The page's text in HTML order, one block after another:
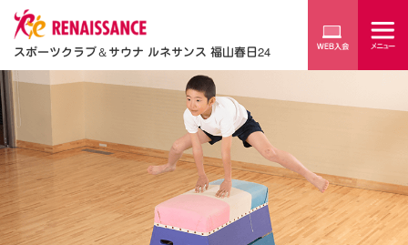
スポーツクラブ＆サウナ ルネサンス 福山春日24